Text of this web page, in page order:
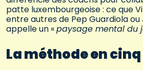
patte luxembourgeoise : ce que
entre autres de Pep Guardiola ou
appelle un «paysage mental du
La méthode en